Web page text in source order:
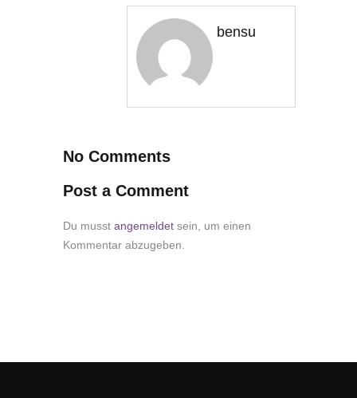
bensu
No Comments
Post a Comment
Du musst angemeldet sein, um einen
Kommentar abzugeben.